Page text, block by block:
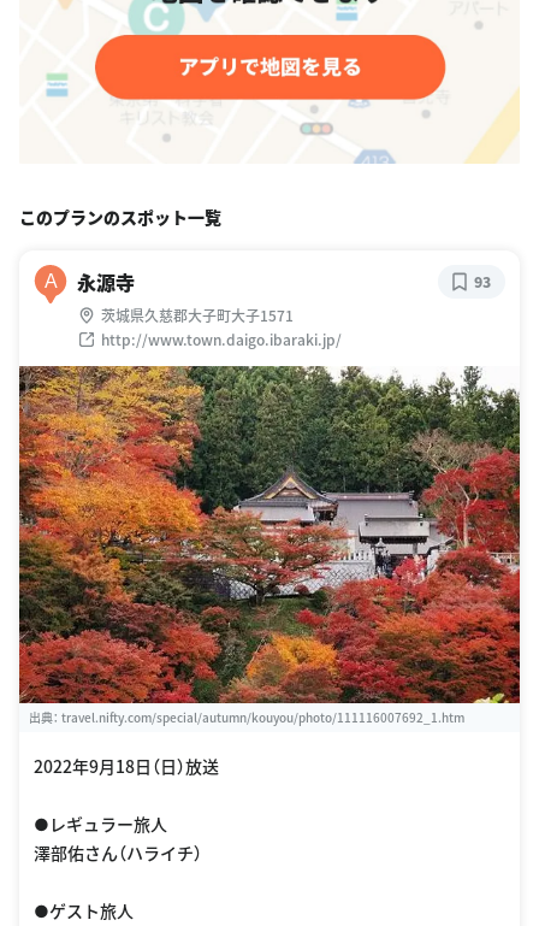
このプランのスポット一覧
A 永源寺
茨城県久慈郡大子町大子1571
http://www.town.daigo.ibaraki.jp/
93
出典： travel.nifty.com/special/autumn/kouyou/photo/111116007692_1.htm
2022年9月18日（日）放送
●レギュラー旅人
澤部佑さん（ハライチ）
●ゲスト旅人